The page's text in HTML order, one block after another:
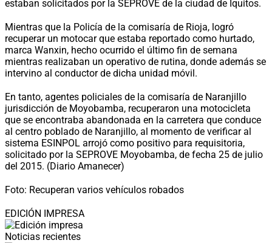
estaban solicitados por la SEPROVE de la ciudad de Iquitos.
Mientras que la Policía de la comisaría de Rioja, logró
recuperar un motocar que estaba reportado como hurtado,
marca Wanxin, hecho ocurrido el último fin de semana
mientras realizaban un operativo de rutina, donde además se
intervino al conductor de dicha unidad móvil.
En tanto, agentes policiales de la comisaría de Naranjillo
jurisdicción de Moyobamba, recuperaron una motocicleta
que se encontraba abandonada en la carretera que conduce
al centro poblado de Naranjillo, al momento de verificar al
sistema ESINPOL arrojó como positivo para requisitoria,
solicitado por la SEPROVE Moyobamba, de fecha 25 de julio
del 2015. (Diario Amanecer)
Foto: Recuperan varios vehículos robados
EDICIÓN IMPRESA
Noticias recientes